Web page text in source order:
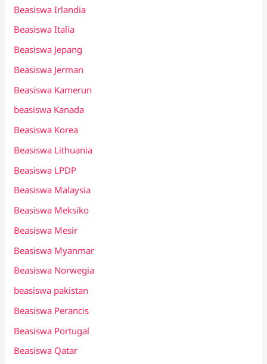
Beasiswa Irlandia
Beasiswa Italia
Beasiswa Jepang
Beasiswa Jerman
Beasiswa Kamerun
beasiswa Kanada
Beasiswa Korea
Beasiswa Lithuania
Beasiswa LPDP
Beasiswa Malaysia
Beasiswa Meksiko
Beasiswa Mesir
Beasiswa Myanmar
Beasiswa Norwegia
beasiswa pakistan
Beasiswa Perancis
Beasiswa Portugal
Beasiswa Qatar